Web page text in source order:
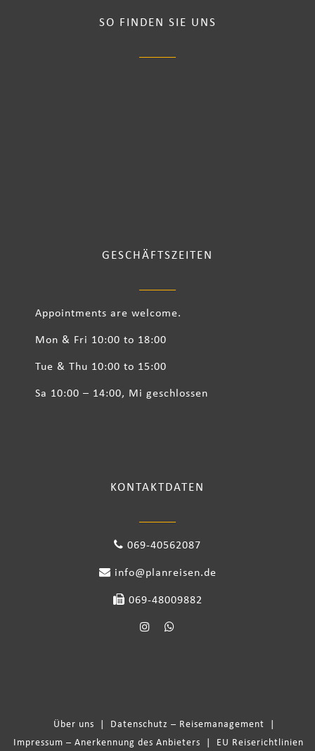
SO FINDEN SIE UNS
GESCHÄFTSZEITEN
Appointments are welcome.
Mon & Fri 10:00 to 18:00
Tue & Thu 10:00 to 15:00
Sa 10:00 – 14:00, Mi geschlossen
KONTAKTDATEN
069-40562087
info@planreisen.de
069-48009882
Über uns Datenschutz – Reisemanagement
Impressum – Anerkennung des Anbieters
EU Reiserichtlinien